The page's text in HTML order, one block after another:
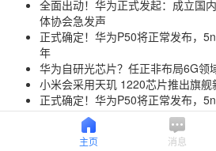
全面出动！华为正式发起：成立国
体协会急发声
正式确定！华为P50将正常发布，
年
华为自研光芯片？任正非布局6G领
小米会采用天玑 1220芯片推出旗舰
正式确定！华为P50将正常发布，
年
Ryzen7Pro可能是AMD挑战基于
主页 消息